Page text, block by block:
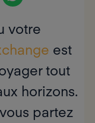
votre
est
tout
horizons.
partez